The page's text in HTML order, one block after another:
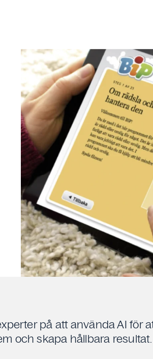
på att använda AI för
och skapa hållbara resultat.